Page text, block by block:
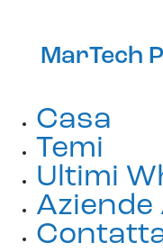
MarTech
Casa
Temi
Ultimi
Aziende